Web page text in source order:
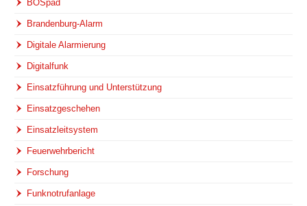
BOSpad
Brandenburg-Alarm
Digitale Alarmierung
Digitalfunk
Einsatzführung und Unterstützung
Einsatzgeschehen
Einsatzleitsystem
Feuerwehrbericht
Forschung
Funknotrufanlage